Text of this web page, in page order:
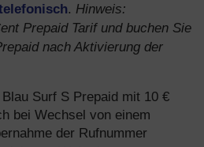
. Hinweis:
Prepaid Tarif und buchen Sie
nach Aktivierung der
Blau Surf S Prepaid mit 10 €
bei Wechsel von einem
der Rufnummer